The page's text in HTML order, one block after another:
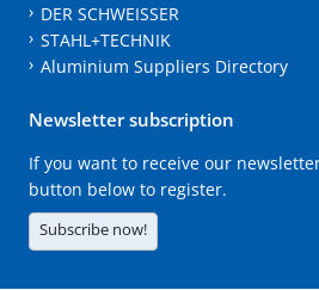
DER SCHWEISSER
STAHL+TECHNIK
Aluminium Suppliers Directory
Newsletter subscription
If you want to receive our
button below to register.
Subscribe now!